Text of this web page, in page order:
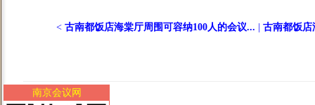
< 古南都饭店海棠厅周围可容纳100人的会议... 古南都饭店
南京会议网